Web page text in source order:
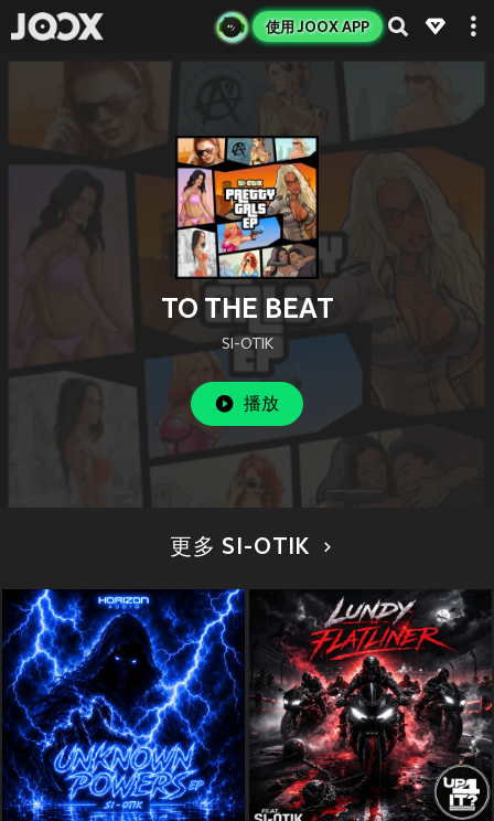
使用 JOOX APP
TO THE BEAT
SI-OTIK
播放
更多 SI-OTIK